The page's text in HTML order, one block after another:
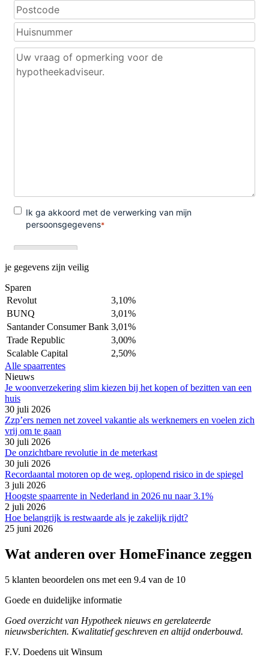
je gegevens zijn veilig
Sparen
Revolut
3,10%
BUNQ
3,01%
Santander Consumer Bank 3,01%
Trade Republic
3,00%
Scalable Capital
2,50%
Alle spaarrentes
Nieuws
Je woonverzekering slim kiezen bij het kopen of bezitten van een
huis
30 juli 2026
Zzp’ers nemen net zoveel vakantie als werknemers en voelen zich
vrij om te gaan
30 juli 2026
De onzichtbare revolutie in de meterkast
30 juli 2026
Recordaantal motoren op de weg, oplopend risico in de spiegel
3 juli 2026
Hoogste spaarrente in Nederland in 2026 nu naar 3.1%
2 juli 2026
Hoe belangrijk is restwaarde als je zakelijk rijdt?
25 juni 2026
Wat anderen over HomeFinance zeggen
5 klanten beoordelen ons met een 9.4 van de 10
Goede en duidelijke informatie
Goed overzicht van Hypotheek nieuws en gerelateerde
nieuwsberichten. Kwalitatief geschreven en altijd onderbouwd.
F.V. Doedens uit Winsum